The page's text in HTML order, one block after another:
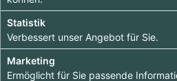
bringe
nach
Statistik
Verbessert unser Angebot für Sie.
Marketing
Ermöglicht für Sie passende